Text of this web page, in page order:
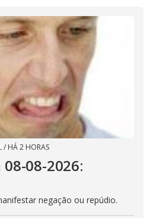
/ HÁ 2 HORAS
08-2026:
negação ou repúdio.